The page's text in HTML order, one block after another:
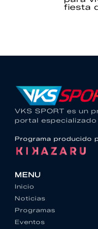
fiesta
VKS SPORT es un
portal
Programa producido
MENU
Inicio
Noticias
Programas
Eventos